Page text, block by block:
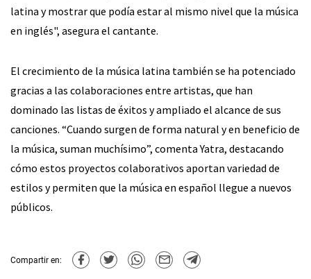
latina y mostrar que podía estar al mismo nivel que la música
en inglés", asegura el cantante.
El crecimiento de la música latina también se ha potenciado
gracias a las colaboraciones entre artistas, que han
dominado las listas de éxitos y ampliado el alcance de sus
canciones. “Cuando surgen de forma natural y en beneficio de
la música, suman muchísimo”, comenta Yatra, destacando
cómo estos proyectos colaborativos aportan variedad de
estilos y permiten que la música en español llegue a nuevos
públicos.
Compartir en: